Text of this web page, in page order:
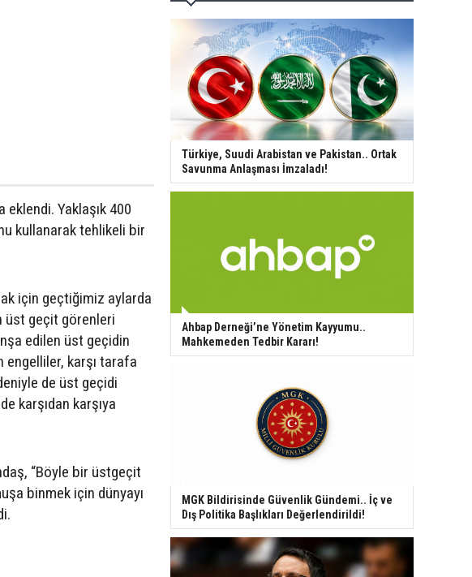
Yaklaşık 400
kullanarak tehlikeli bir
için geçtiğimiz aylarda
üst geçit görenleri
edilen üst geçidin
engelliler, karşı tarafa
de üst geçidi
karşıdan karşıya
“Böyle bir üstgeçit
binmek için dünyayı
Türkiye, Suudi Arabistan ve Pakistan.. Ortak
Savunma Anlaşması İmzaladı!
Ahbap Derneği’ne Yönetim Kayyumu..
Mahkemeden Tedbir Kararı!
MGK Bildirisinde Güvenlik Gündemi.. İç ve
Dış Politika Başlıkları Değerlendirildi!